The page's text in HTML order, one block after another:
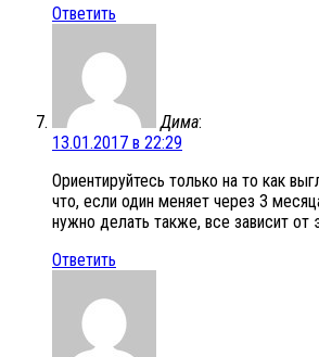
Ответить
Дима:
13.01.2017 в 22:29
Ориентируйтесь только на то как
что, если один меняет через 3
нужно делать также, все зависит от
Ответить